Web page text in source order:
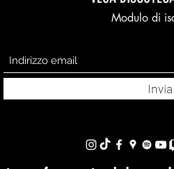
Modulo di
Invia